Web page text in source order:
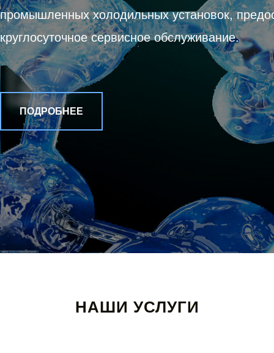
промышленных холодильных установок,
круглосуточное сервисное обслуживание.
ПОДРОБНЕЕ
НАШИ УСЛУГИ